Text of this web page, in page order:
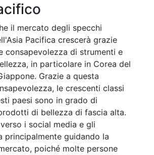
il mercato degli specchi
Pacifica crescerà grazie
consapevolezza di strumenti e
in particolare in Corea del
Grazie a questa
le crescenti classi
paesi sono in grado di
di bellezza di fascia alta.
i social media e gli
principalmente guidando la
poiché molte persone